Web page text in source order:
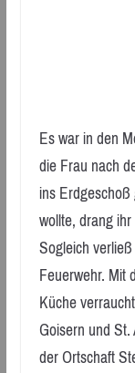
Es war in den
die Frau nach
ins
wollte, drang
Sogleich
Feuerwehr. Mit
Küche
Goisern und
der Ortschaft